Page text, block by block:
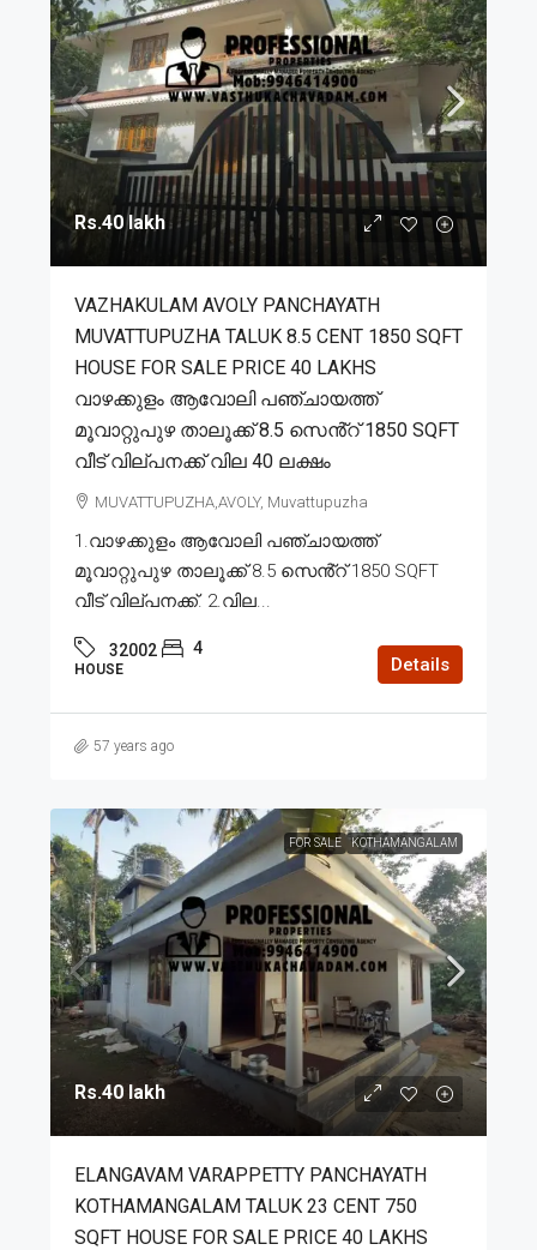
Rs.40 lakh
VAZHAKULAM AVOLY PANCHAYATH
MUVATTUPUZHA TALUK 8.5 CENT 1850 SQFT
HOUSE FOR SALE PRICE 40 LAKHS
വാഴക്കുളം ആവോലി പഞ്ചായത്ത്
മൂവാറ്റുപുഴ താലൂക്ക് 8.5 സെൻ്റ് 1850 SQFT
വീട് വില്പനക്ക് വില 40 ലക്ഷം
MUVATTUPUZHA,AVOLY, Muvattupuzha
1.വാഴക്കുളം ആവോലി പഞ്ചായത്ത്
മൂവാറ്റുപുഴ താലൂക്ക് 8.5 സെൻ്റ് 1850 SQFT
വീട് വില്പനക്ക്. 2.വില...
32002 4
HOUSE Details
57 years ago
FOR SALE KOTHAMANGALAM
Rs.40 lakh
ELANGAVAM VARAPPETTY PANCHAYATH
KOTHAMANGALAM TALUK 23 CENT 750
SQFT HOUSE FOR SALE PRICE 40 LAKHS